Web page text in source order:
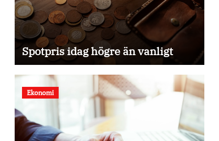
Spotpris idag högre än vanligt
Ekonomi